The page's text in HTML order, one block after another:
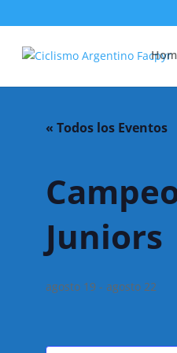
« Todos los Eventos
Juniors
agosto 19 - agosto 22